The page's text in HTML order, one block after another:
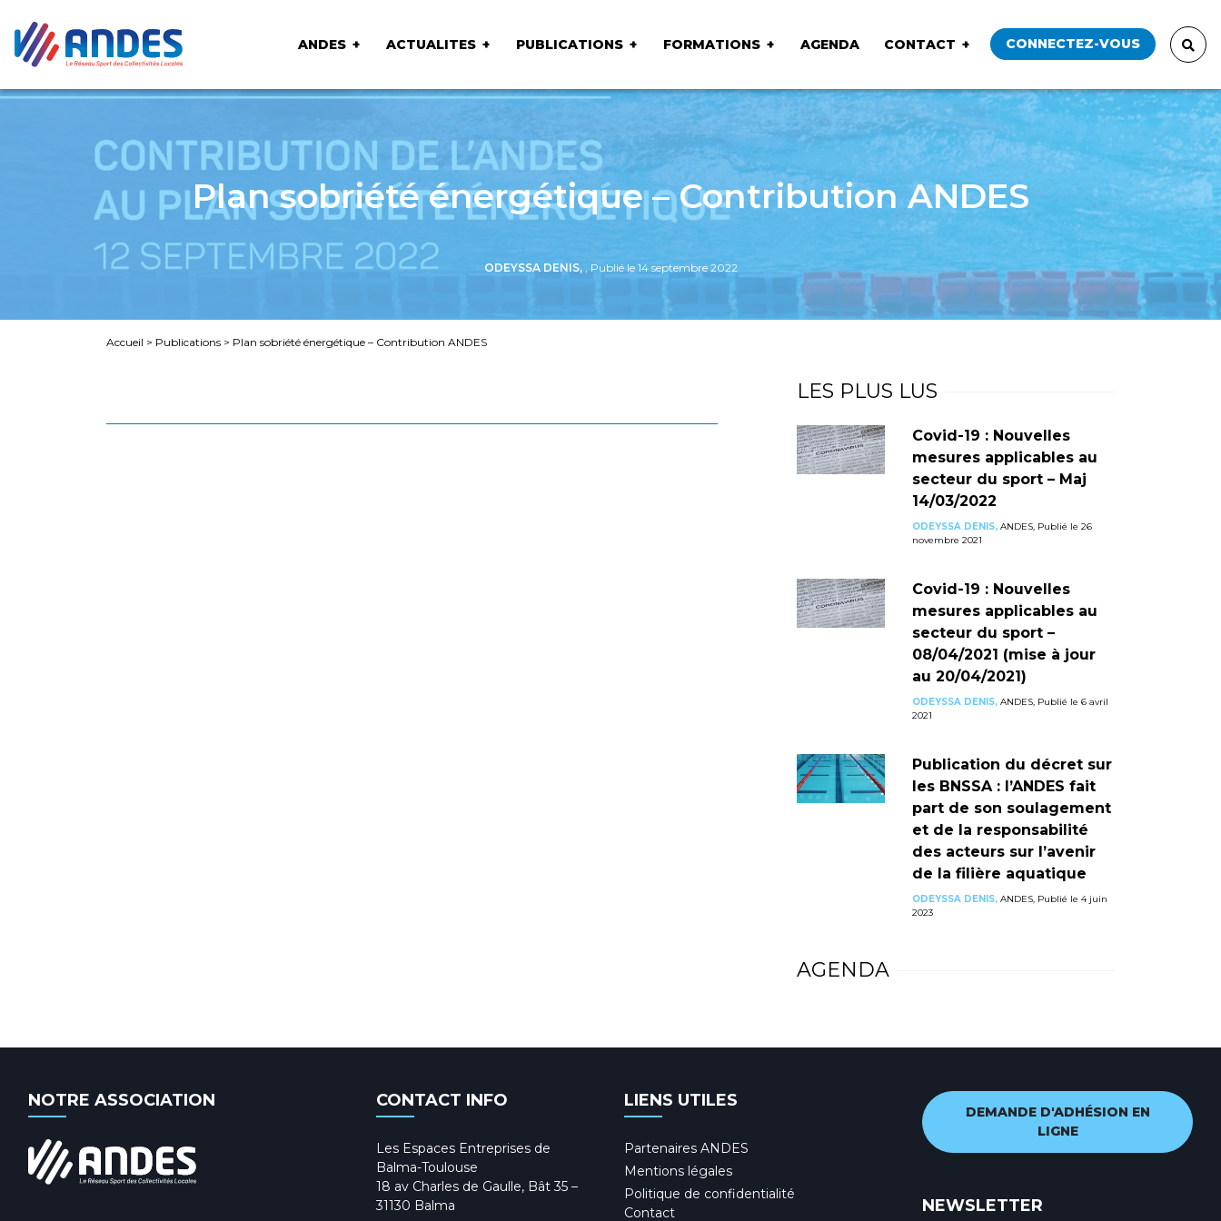
ANDES ACTUALITES PUBLICATIONS FORMATIONS AGENDA CONTACT CONNECTEZ-VOUS
Plan sobriété énergétique – Contribution ANDES
ODEYSSA DENIS, , Publié le 14 septembre 2022
Accueil > Publications > Plan sobriété énergétique – Contribution ANDES
LES PLUS LUS
Covid-19 : Nouvelles
mesures applicables au
secteur du sport – Maj
14/03/2022
ODEYSSA DENIS,ANDES, Publié le 26
novembre 2021
Covid-19 : Nouvelles
mesures applicables au
secteur du sport –
08/04/2021 (mise à jour
au 20/04/2021)
ODEYSSA DENIS,ANDES, Publié le 6 avril
2021
Publication du décret sur
les BNSSA : l’ANDES fait
part de son soulagement
et de la responsabilité
des acteurs sur l’avenir
de la filière aquatique
ODEYSSA DENIS,ANDES, Publié le 4 juin
2023
AGENDA
NOTRE ASSOCIATION CONTACT INFO
Les Espaces Entreprises de
Balma-Toulouse
18 av Charles de Gaulle, Bât 35 –
31130 Balma
LIENS UTILES
Partenaires ANDES
Mentions légales
Politique de confidentialité
Contact
DEMANDE D'ADHÉSION EN
LIGNE
NEWSLETTER